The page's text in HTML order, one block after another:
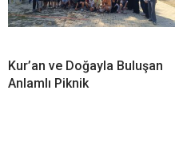
Kur’an ve Doğayla Buluşan
Anlamlı Piknik